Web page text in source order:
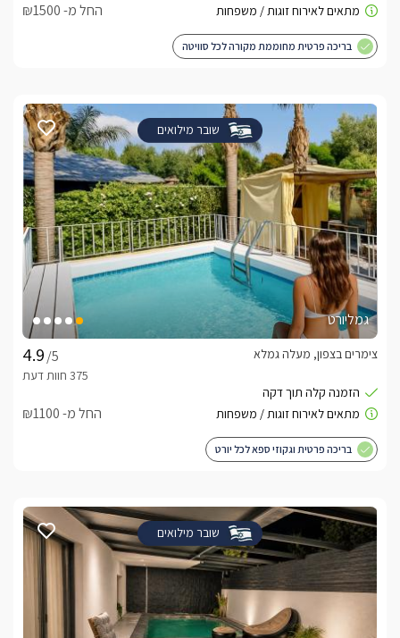
החל מ- ₪1500
בריכה פרטית מחוממת מקורה לכל סוויטה
שובר מילואים
גמליורט
/5
צימרים בצפון, מעלה גמלא
החל מ- ₪1100
בריכה פרטית וגקוזי ספא לכל יורט
שובר מילואים